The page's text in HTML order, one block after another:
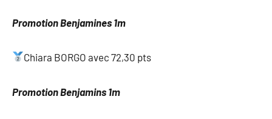
Promotion Benjamines 1m
Chiara BORGO avec 72,30 pts
Promotion Benjamins 1m